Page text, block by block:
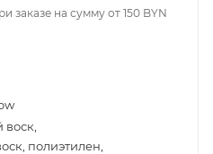
заказе на сумму от 150 BYN
полиэтилен,